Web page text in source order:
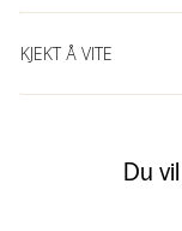
KJEKT Å VITE
Du